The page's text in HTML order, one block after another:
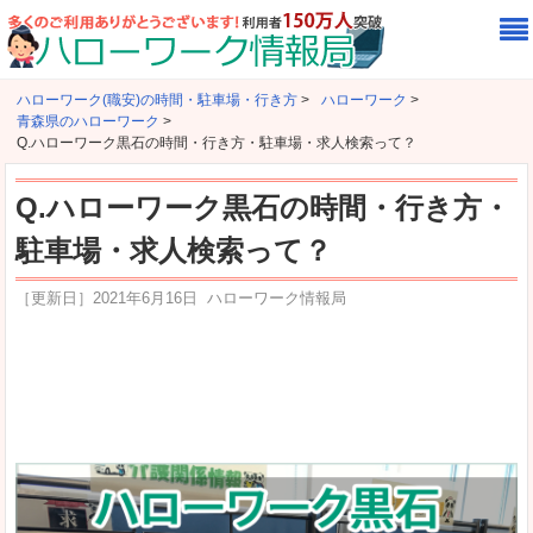
ハローワーク(職安)の時間・駐車場・行き方 > ハローワーク >
青森県のハローワーク >
Q.ハローワーク黒石の時間・行き方・駐車場・求人検索って？
Q.ハローワーク黒石の時間・行き方・
駐車場・求人検索って？
［更新日］ 2021年6月16日 ハローワーク情報局